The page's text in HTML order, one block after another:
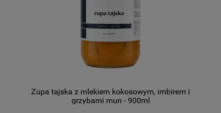
Zupa tajska z mlekiem kokosowym, imbirem i
grzybami mun - 900ml